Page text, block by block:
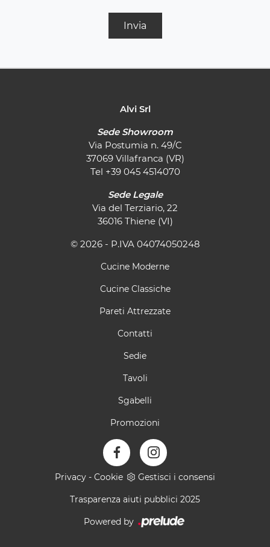
Invia
Alvi Srl
Sede Showroom
Via Postumia n. 49/C
37069 Villafranca (VR)
Tel +39 045 4514070
Sede Legale
Via del Terziario, 22
36016 Thiene (VI)
© 2026 - P.IVA 04074050248
Cucine Moderne
Cucine Classiche
Pareti Attrezzate
Contatti
Sedie
Tavoli
Sgabelli
Promozioni
Privacy - Cookie Gestisci i consensi
Trasparenza aiuti pubblici 2025
Powered by